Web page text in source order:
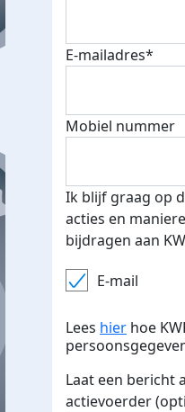
E-
Top
E-mailadres*
Mobiel nummer
Ik blijf graag op
acties en
bijdragen aan
E-mail
Lees hier hoe
Laat een bericht
actievoerder